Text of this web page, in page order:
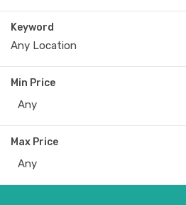
Keyword
Min Price
Any
Max Price
Any